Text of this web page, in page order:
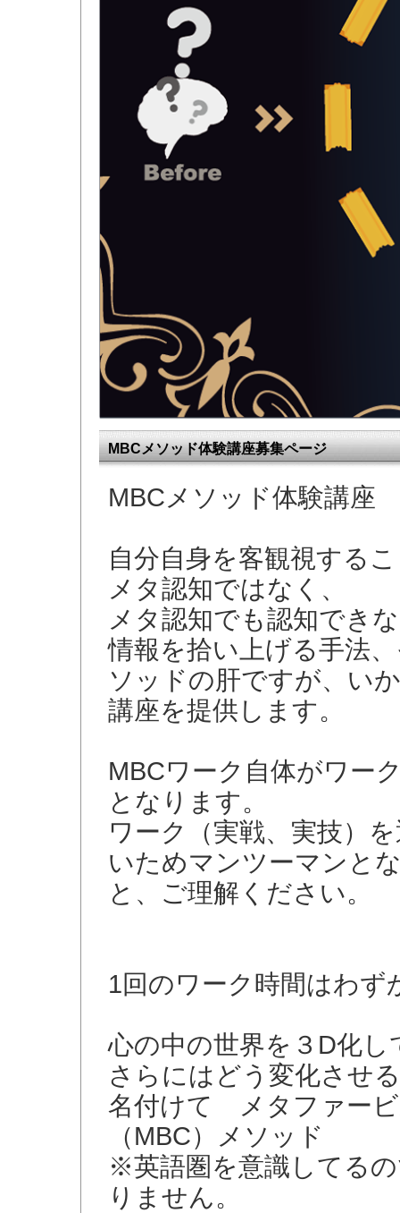
MBCメソッド体験講座募集ページ
MBCメソッド体験講座
自分自身を客観視する
メタ認知ではなく、
メタ認知でも認知でき
情報を拾い上げる手法
ソッドの肝ですが、い
講座を提供します。
MBCワーク自体がワー
となります。
ワーク（実戦、実技）
いためマンツーマンと
と、ご理解ください。
1回のワーク時間はわず
心の中の世界を３D化
さらにはどう変化させ
名付けて メタファー
（MBC）メソッド
※英語圏を意識してる
りません。